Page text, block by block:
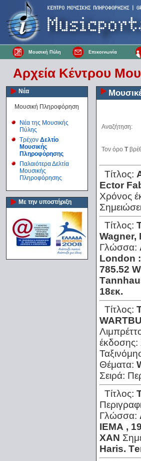
Μουσική Πύλη Επικοινωνία
Αρχεία Κέντρου
Νέα
Μουσική Πληροφόρηση
Νέα της Μουσικής
Πύλης
Τρέχον Δελτίο
Μουσικής
Πληροφόρησης
Παλαιότερα Δελτία
Μουσικής
Πληροφόρησης
Με την υποστήριξη
Αναζήτηση:
Τον όρο T
Τίτλος:
Ector
Χρόνος
Τίτλος:
Wagner,
Γλώσσα:
London
785.52
18εκ.
Τίτλος:
έκδοσης:
Θέματα:
Σειρά:
Τίτλος:
Γλώσσα:
ΙΕΜΑ ,
ΧΑΝ
Ηaris.